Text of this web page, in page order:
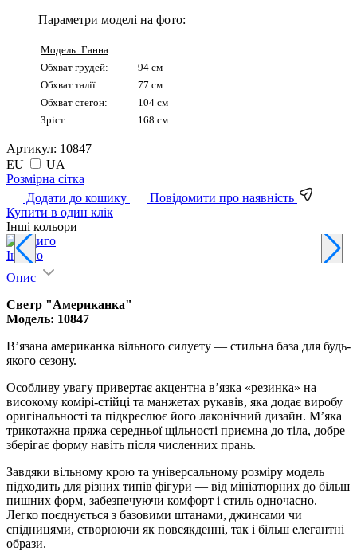
Параметри моделі на фото:
Модель: Ганна
Обхват грудей:
94 см
Обхват талії:
77 см
Обхват стегон:
104 см
Зріст:
168 см
Артикул: 10847
EU
UA
Pозмірна сітка
Додати до кошику
Повідомити про наявність
Купити в один клік
Інші кольори
Індиго
Опис
Светр "Американка"
Модель: 10847
В’язана американка вільного силуету — стильна база для будь-
якого сезону.
Особливу увагу привертає акцентна в’язка «резинка» на
високому комірі-стійці та манжетах рукавів, яка додає виробу
оригінальності та підкреслює його лаконічний дизайн. М’яка
трикотажна пряжа середньої щільності приємна до тіла, добре
зберігає форму навіть після численних прань.
Завдяки вільному крою та універсальному розміру модель
підходить для різних типів фігури — від мініатюрних до більш
пишних форм, забезпечуючи комфорт і стиль одночасно.
Легко поєднується з базовими штанами, джинсами чи
спідницями, створюючи як повсякденні, так і більш елегантні
образи.